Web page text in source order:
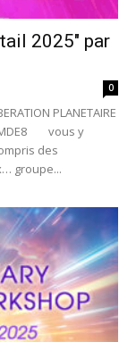
2025″ par
0
PLANETAIRE
vous y
des
groupe...